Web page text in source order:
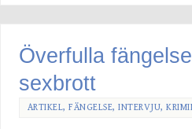
Överfulla
sexbrott
ARTIKEL,FÄNGELSE,INTERVJU,